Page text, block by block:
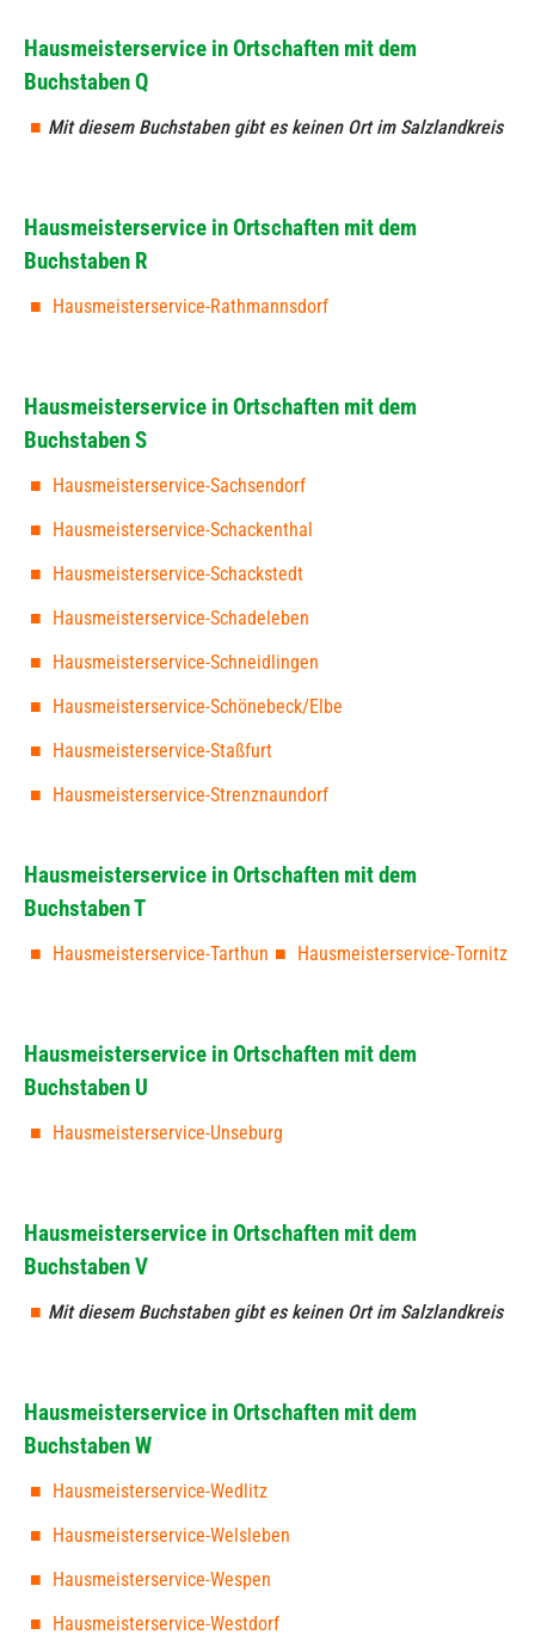
Hausmeisterservice in Ortschaften mit dem
Buchstaben Q
Mit diesem Buchstaben gibt es keinen Ort im Salzlandkreis
Hausmeisterservice in Ortschaften mit dem
Buchstaben R
Hausmeisterservice-Rathmannsdorf
Hausmeisterservice in Ortschaften mit dem
Buchstaben S
Hausmeisterservice-Sachsendorf
Hausmeisterservice-Schackenthal
Hausmeisterservice-Schackstedt
Hausmeisterservice-Schadeleben
Hausmeisterservice-Schneidlingen
Hausmeisterservice-Schönebeck/Elbe
Hausmeisterservice-Staßfurt
Hausmeisterservice-Strenznaundorf
Hausmeisterservice in Ortschaften mit dem
Buchstaben T
Hausmeisterservice-Tarthun Hausmeisterservice-Tornitz
Hausmeisterservice in Ortschaften mit dem
Buchstaben U
Hausmeisterservice-Unseburg
Hausmeisterservice in Ortschaften mit dem
Buchstaben V
Mit diesem Buchstaben gibt es keinen Ort im Salzlandkreis
Hausmeisterservice in Ortschaften mit dem
Buchstaben W
Hausmeisterservice-Wedlitz
Hausmeisterservice-Welsleben
Hausmeisterservice-Wespen
Hausmeisterservice-Westdorf